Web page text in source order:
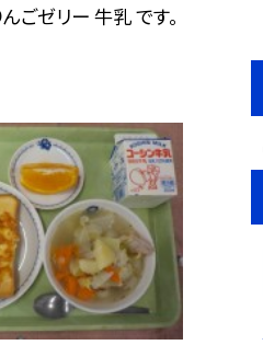
ごゼリー 牛乳 です。